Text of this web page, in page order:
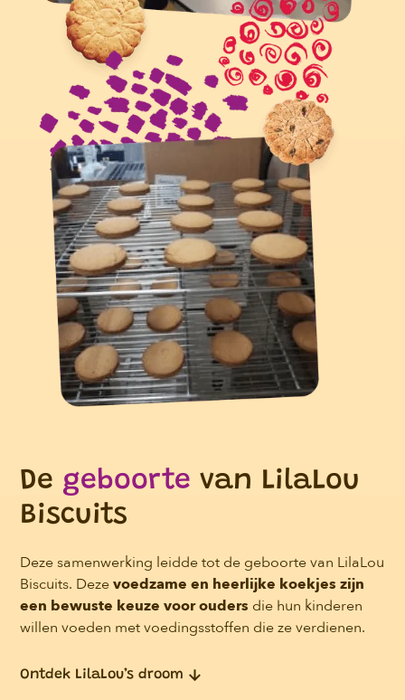
De geboorte van LilaLou
Biscuits
Deze samenwerking leidde tot de geboorte van LilaLou
Biscuits. Dezevoedzame en heerlijke koekjes zijn
een bewuste keuze voor ouders die hun kinderen
willen voeden met voedingsstoffen die ze verdienen.
Ontdek LilaLou’s droom